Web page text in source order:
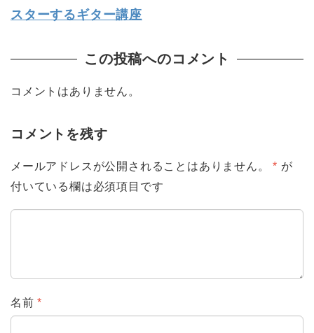
スターするギター講座
この投稿へのコメント
コメントはありません。
コメントを残す
メールアドレスが公開されることはありません。 * が
付いている欄は必須項目です
名前*